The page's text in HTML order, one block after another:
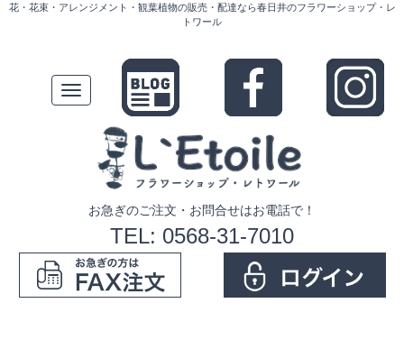
花・花束・アレンジメント・観葉植物の販売・配達なら春日井のフラワーショップ・レ
トワール
Toggle
navigation
お急ぎのご注文・お問合せはお電話で！
TEL: 0568-31-7010